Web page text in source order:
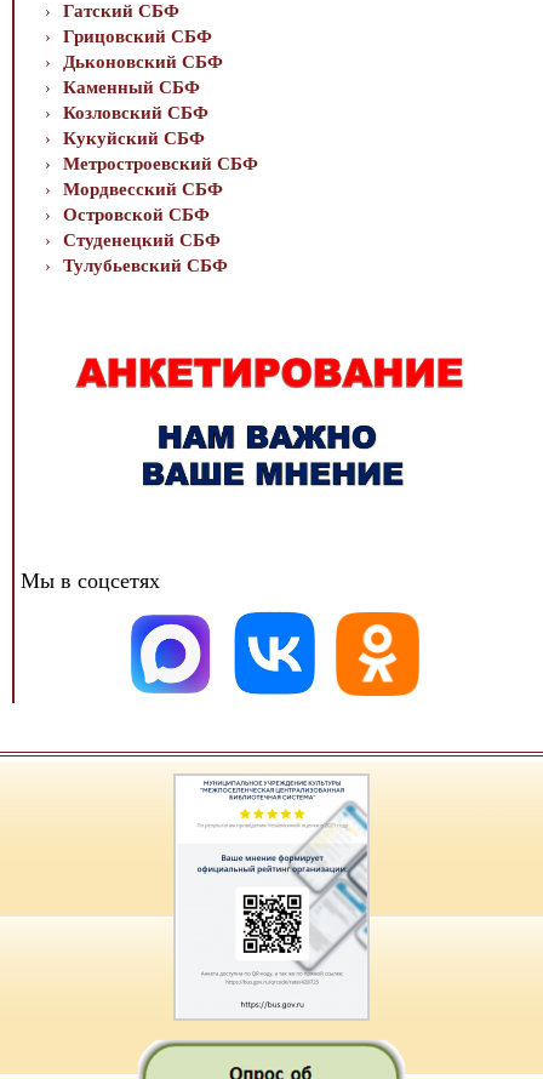
Гатский СБФ
Грицовский СБФ
Дьконовский СБФ
Каменный СБФ
Козловский СБФ
Кукуйский СБФ
Метростроевский СБФ
Мордвесский СБФ
Островской СБФ
Студенецкий СБФ
Тулубьевский СБФ
Мы в соцсетях